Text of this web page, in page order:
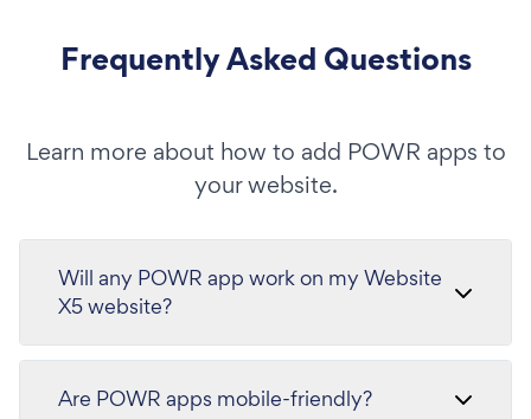
Frequently Asked Questions
Learn more about how to add POWR apps to
your website.
Will any POWR app work on my Website
X5 website?
Are POWR apps mobile-friendly?